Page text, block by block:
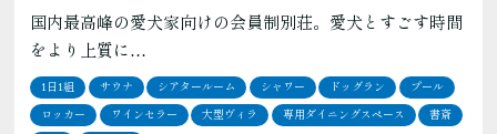
国内最高峰の愛犬家向けの会員制別荘。愛犬とすごす時間
をより上質に…
1日1組 サウナ シアタールーム シャワー ドッグラン プール
ロッカー ワインセラー 大型ヴィラ 専用ダイニングスペース 書斎